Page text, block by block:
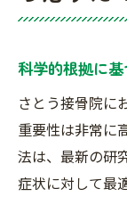
アプローチ
通院の
駅近
交通
施術
科学的根拠に
さとう接骨院に
重要性は非常に
法は、最新の研
症状に対して最